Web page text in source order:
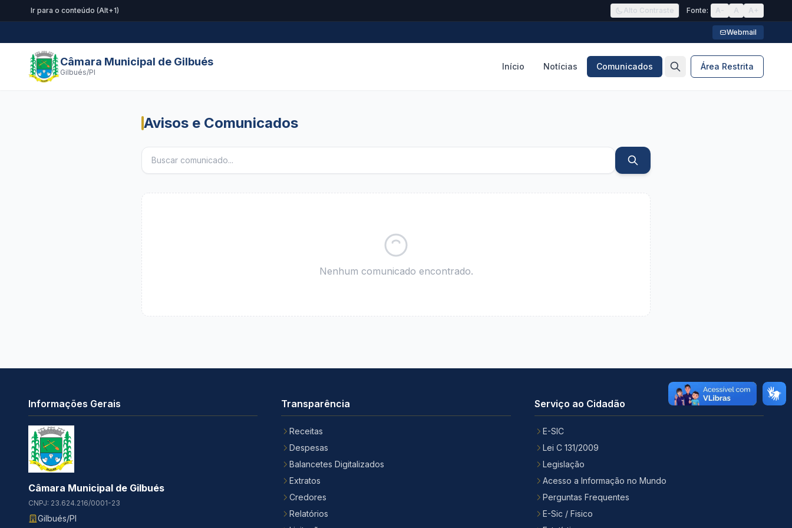
Ir para o conteúdo (Alt+1) Alto Contraste Fonte: A- A A+
Webmail
Câmara Municipal de Gilbués
Gilbués/PI
Início Notícias Comunicados Área Restrita
Avisos e Comunicados
Nenhum comunicado encontrado.
Informações Gerais
Câmara Municipal de Gilbués
CNPJ: 23.624.216/0001-23
Gilbués/PI
Transparência
Receitas
Despesas
Balancetes Digitalizados
Extratos
Credores
Relatórios
Serviço ao Cidadão
E-SIC
Lei C 131/2009
Legislação
Acesso a Informação no Mundo
Perguntas Frequentes
E-Sic / Fisico